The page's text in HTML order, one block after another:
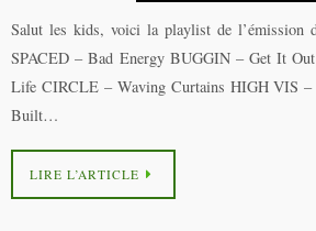
Salut les kids, voici la playlist de l’émission
SPACED – Bad Energy BUGGIN – Get It
Life CIRCLE – Waving Curtains HIGH VIS –
Built…
LIRE L’ARTICLE